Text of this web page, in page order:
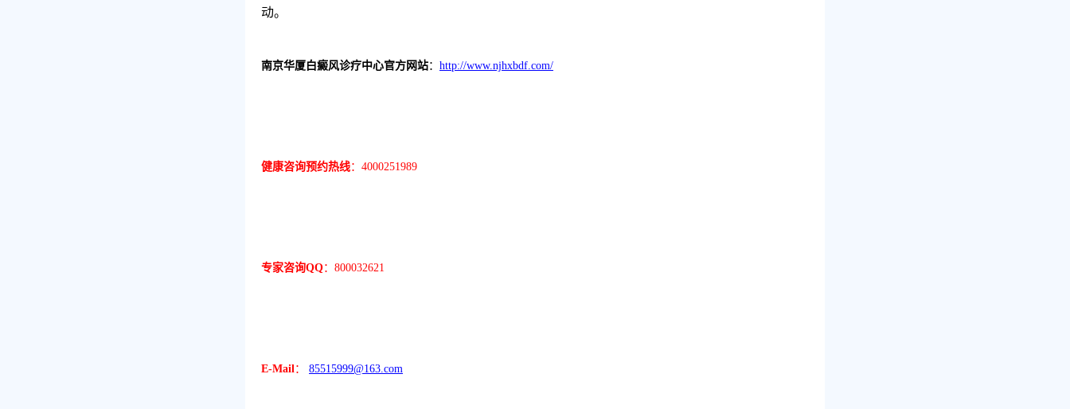
动。
南京华厦白癜风诊疗中心官方网站： http://www.njhxbdf.com/
健康咨询预约热线： 4000251989
专家咨询QQ： 800032621
E-Mail： 85515999@163.com